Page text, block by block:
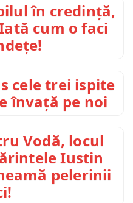
în credință,
cum o faci
cele trei ispite
învață pe noi
Vodă, locul
Iustin
pelerinii